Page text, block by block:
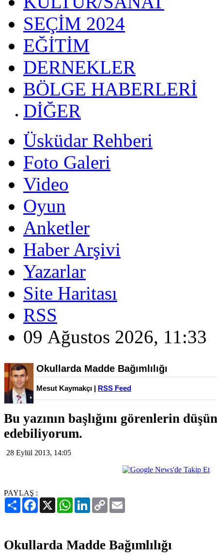
SEÇİM 2024
EĞİTİM
DERNEKLER
BÖLGE HABERLERİ
DİĞER
Üsküdar Rehberi
Foto Galeri
Video
Oyun
Anketler
Haber Arşivi
Yazarlar
Site Haritası
RSS
09 Ağustos 2026, 11:33
Okullarda Madde Bağımlılığı
Mesut Kaymakçı | RSS Feed
Bu yazının başlığını görenlerin
edebiliyorum.
28 Eylül 2013, 14:05
PAYLAŞ :
PaylaşFacebook
X WhatsAppLinkedIn
Copy
Link
Okullarda Madde Bağımlılığı